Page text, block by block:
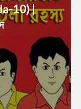
10) |